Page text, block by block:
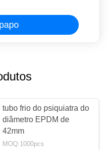
tubo frio do psiquiatra do
diâmetro EPDM de
42mm
MOQ:1000pcs